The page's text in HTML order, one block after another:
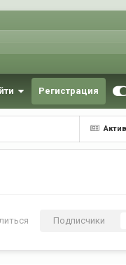
Регистрация
Подписчики